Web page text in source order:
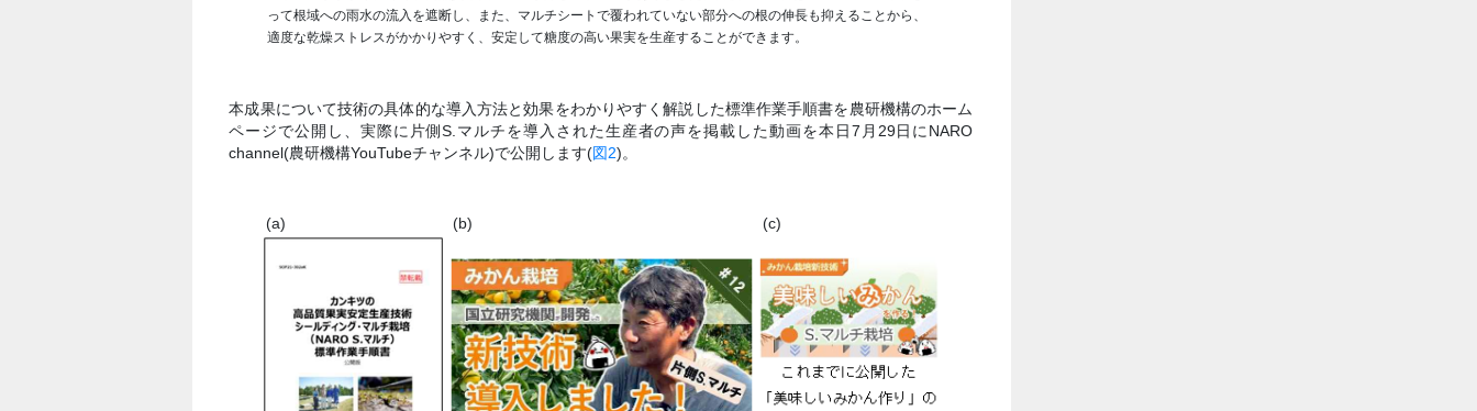
って根域への雨水の流入を遮断し、また、マルチシートで覆われていない部分への根の伸長も抑えることから、
適度な乾燥ストレスがかかりやすく、安定して糖度の高い果実を生産することができます。
本成果について技術の具体的な導入方法と効果をわかりやすく解説した標準作業手順書を農研機構のホーム
ページで公開し、実際に片側S.マルチを導入された生産者の声を掲載した動画を本日7月29日にNARO
channel(農研機構YouTubeチャンネル)で公開します(図2)。
(a) (b) (c)